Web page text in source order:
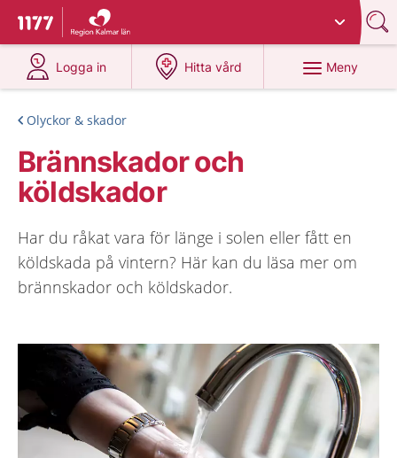
Till startsidan för 1177
Du har valt region
Logga in
på 1177.se
Hitta vård
på 1177.se
Meny
Olyckor & skador
Brännskador och
köldskador
Har du råkat vara för länge i solen eller fått en
köldskada på vintern? Här kan du läsa mer om
brännskador och köldskador.